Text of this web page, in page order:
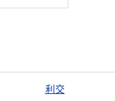
利交